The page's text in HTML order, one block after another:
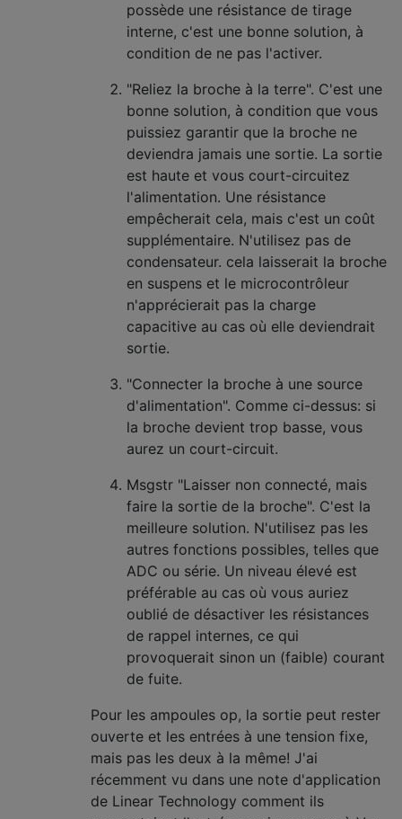
possède une résistance de tirage
interne, c'est une bonne solution, à
condition de ne pas l'activer.
"Reliez la broche à la terre". C'est une
bonne solution, à condition que vous
puissiez garantir que la broche ne
deviendra jamais une sortie. La sortie
est haute et vous court-circuitez
l'alimentation. Une résistance
empêcherait cela, mais c'est un coût
supplémentaire. N'utilisez pas de
condensateur. cela laisserait la broche
en suspens et le microcontrôleur
n'apprécierait pas la charge
capacitive au cas où elle deviendrait
sortie.
"Connecter la broche à une source
d'alimentation". Comme ci-dessus: si
la broche devient trop basse, vous
aurez un court-circuit.
Msgstr "Laisser non connecté, mais
faire la sortie de la broche". C'est la
meilleure solution. N'utilisez pas les
autres fonctions possibles, telles que
ADC ou série. Un niveau élevé est
préférable au cas où vous auriez
oublié de désactiver les résistances
de rappel internes, ce qui
provoquerait sinon un (faible) courant
de fuite.
Pour les ampoules op, la sortie peut rester
ouverte et les entrées à une tension fixe,
mais pas les deux à la même! J'ai
récemment vu dans une note d'application
de Linear Technology comment ils